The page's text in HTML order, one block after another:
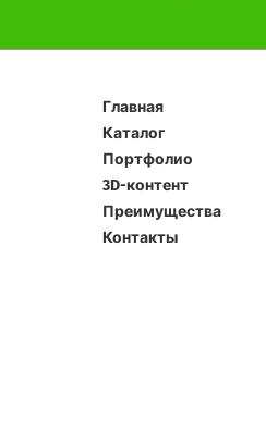
Главная
Каталог
Портфолио
3D-контент
Преимущества
Контакты